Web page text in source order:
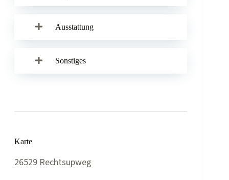
Ausstattung
Sonstiges
Karte
26529 Rechtsupweg